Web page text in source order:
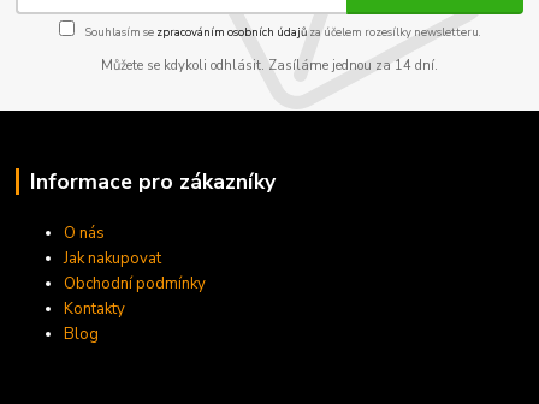
Souhlasím se zpracováním osobních údajůza účelem rozesílky newsletteru.
Můžete se kdykoli odhlásit. Zasíláme jednou za 14 dní.
Informace pro zákazníky
O nás
Jak nakupovat
Obchodní podmínky
Kontakty
Blog